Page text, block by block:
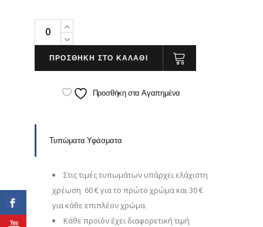
TIGER
ΠΡΟΣΘΗΚΗ ΣΤΟ ΚΑΛΑΘΙ
Προσθήκη στα Αγαπημένα
Τυπώματα Υφάσματα
Στις τιμές τυπωμάτων υπάρχει ελάχιστη
χρέωση 60 € για το πρώτο χρώμα και 30 €
για κάθε επιπλέον χρώμα.
Κάθε προϊόν έχει διαφορετική τιμή